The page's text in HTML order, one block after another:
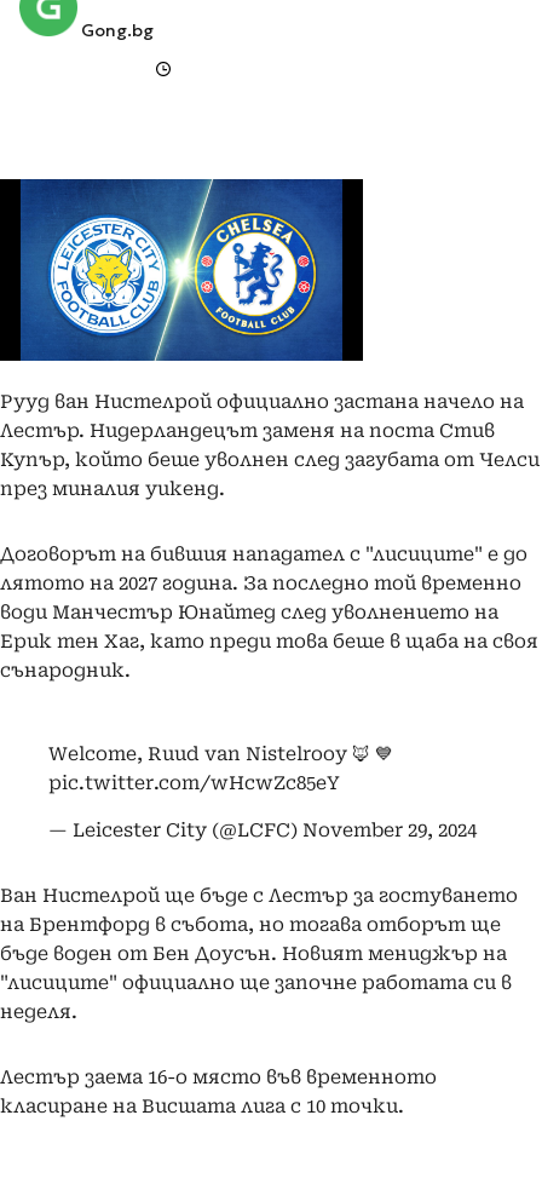
Gong.bg
Рууд ван Нистелрой официално застана начело на
Лестър. Нидерландецът заменя на поста Стив
Купър, който беше уволнен след загубата от Челси
през миналия уикенд.
Договорът на бившия нападател с "лисиците" е до
лятото на 2027 година. За последно той временно
води Манчестър Юнайтед след уволнението на
Ерик тен Хаг, като преди това беше в щаба на своя
сънародник.
Welcome, Ruud van Nistelrooy 🦊 💙
pic.twitter.com/wHcwZc85eY
— Leicester City (@LCFC) November 29, 2024
Ван Нистелрой ще бъде с Лестър за гостуването
на Брентфорд в събота, но тогава отборът ще
бъде воден от Бен Доусън. Новият мениджър на
"лисиците" официално ще започне работата си в
неделя.
Лестър заема 16-о място във временното
класиране на Висшата лига с 10 точки.